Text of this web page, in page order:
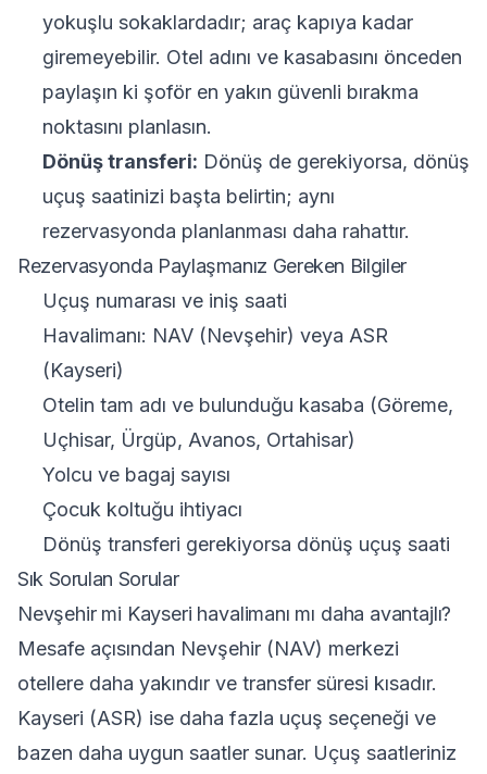
yokuşlu sokaklardadır; araç kapıya kadar
giremeyebilir. Otel adını ve kasabasını önceden
paylaşın ki şoför en yakın güvenli bırakma
noktasını planlasın.
Dönüş transferi: Dönüş de gerekiyorsa, dönüş
uçuş saatinizi başta belirtin; aynı
rezervasyonda planlanması daha rahattır.
Rezervasyonda Paylaşmanız Gereken Bilgiler
Uçuş numarası ve iniş saati
Havalimanı: NAV (Nevşehir) veya ASR
(Kayseri)
Otelin tam adı ve bulunduğu kasaba (Göreme,
Uçhisar, Ürgüp, Avanos, Ortahisar)
Yolcu ve bagaj sayısı
Çocuk koltuğu ihtiyacı
Dönüş transferi gerekiyorsa dönüş uçuş saati
Sık Sorulan Sorular
Nevşehir mi Kayseri havalimanı mı daha avantajlı?
Mesafe açısından Nevşehir (NAV) merkezi
otellere daha yakındır ve transfer süresi kısadır.
Kayseri (ASR) ise daha fazla uçuş seçeneği ve
bazen daha uygun saatler sunar. Uçuş saatleriniz